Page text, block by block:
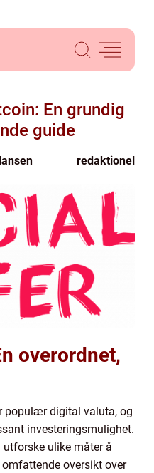
En grundig
guide
redaktionel
overordnet,
populær digital valuta, og
investeringsmulighet.
ulike måter å
oversikt over